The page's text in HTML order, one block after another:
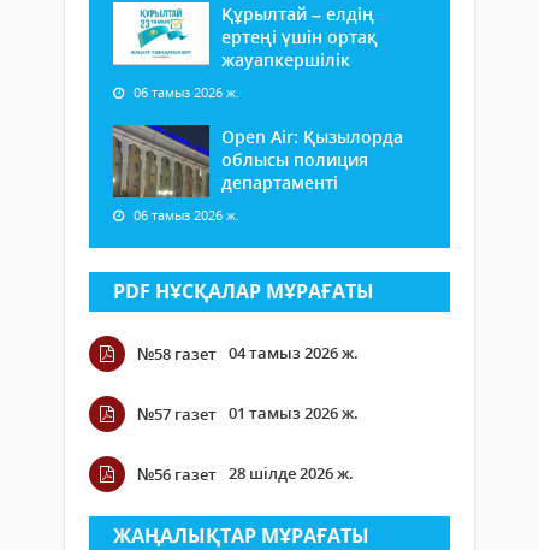
Құрылтай – елдің
ертеңі үшін ортақ
жауапкершілік
06 тамыз 2026 ж.
Open Air: Қызылорда
облысы полиция
департаменті
06 тамыз 2026 ж.
PDF НҰСҚАЛАР МҰРАҒАТЫ
№58 газет 04 тамыз 2026 ж.
№57 газет 01 тамыз 2026 ж.
№56 газет 28 шілде 2026 ж.
ЖАҢАЛЫҚТАР МҰРАҒАТЫ